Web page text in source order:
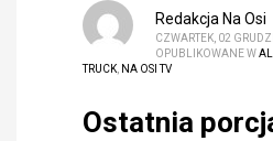
Redakcja Na Osi
CZWARTEK, 02
OPUBLIKOWANE W
TRUCK, NA OSI TV
Ostatnia